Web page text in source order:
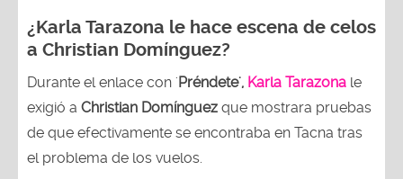
¿Karla Tarazona le hace escena de celos
a Christian Domínguez?
Durante el enlace con 'Préndete', Karla Tarazona le
exigió a Christian Domínguez que mostrara pruebas
de que efectivamente se encontraba en Tacna tras
el problema de los vuelos.